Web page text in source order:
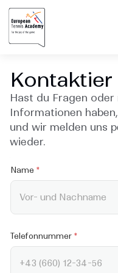
Kontaktier
Hast du Fragen
Informationen
und wir melden uns
wieder.
N
a
m
l
o
n
n
Name *
Telefonnummer *